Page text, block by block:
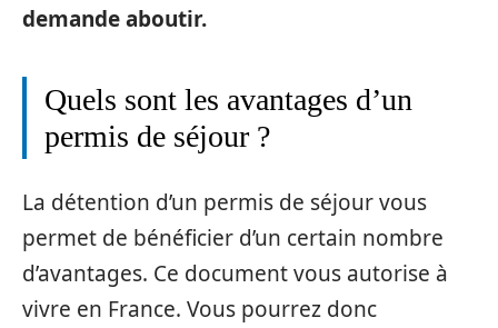
demande aboutir.
Quels sont les avantages d’un
permis de séjour ?
La détention d’un permis de séjour vous
permet de bénéficier d’un certain nombre
d’avantages. Ce document vous autorise à
vivre en France. Vous pourrez donc